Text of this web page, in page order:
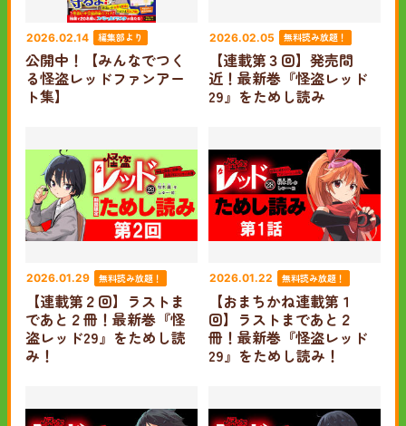
2026.02.14 編集部より
公開中！【みんなでつく
る怪盗レッドファンアー
ト集】
2026.02.05 無料読み放題！
【連載第３回】発売間
近！最新巻『怪盗レッド
29』をためし読み
2026.01.29 無料読み放題！
【連載第２回】ラストま
であと２冊！最新巻『怪
盗レッド29』をためし読
み！
2026.01.22 無料読み放題！
【おまちかね連載第１
回】ラストまであと２
冊！最新巻『怪盗レッド
29』をためし読み！